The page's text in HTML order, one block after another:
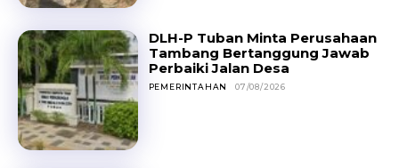
DLH-P Tuban Minta Perusahaan
Tambang Bertanggung Jawab
Perbaiki Jalan Desa
PEMERINTAHAN 07/08/2026